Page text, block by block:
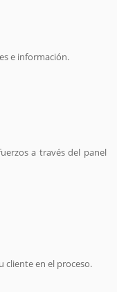
e información.
a través del panel
cliente en el proceso.